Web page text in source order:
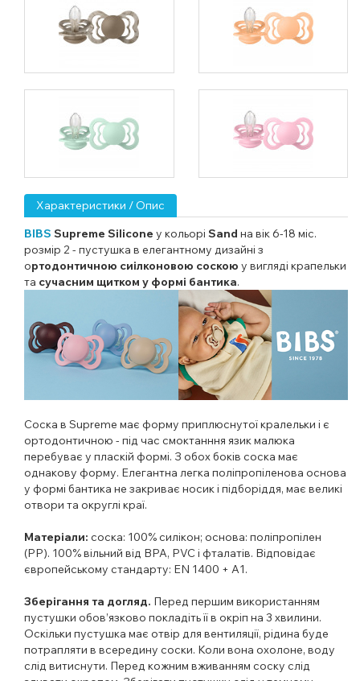
Характеристики / Опис
BIBS Supreme Silicone у кольорі Sand на вік 6-18 міс.
розмір 2 - пустушка в елегантному дизайні з
ортодонтичною сиілконовою соскою у вигляді крапельки
та сучасним щитком у формі бантика.
Соска в Supreme має форму приплюснутої кралельки і є
ортодонтичною - під час смоктанння язик малюка
перебуває у пласкій формі. З обох боків соска має
однакову форму. Елегантна легка поліпропіленова основа
у формі бантика не закриває носик і підборіддя, має великі
отвори та округлі краї.
Матеріали: соска: 100% силікон; основа: поліпропілен
(PP). 100% вільний від BPA, PVC і фталатів. Відповідає
європейському стандарту: EN 1400 + A1.
Зберігання та догляд. Перед першим використанням
пустушки обов’язково покладіть її в окріп на 3 хвилини.
Оскільки пустушка має отвір для вентиляції, рідина буде
потрапляти в всередину соски. Коли вона охолоне, воду
слід витиснути. Перед кожним вживанням соску слід